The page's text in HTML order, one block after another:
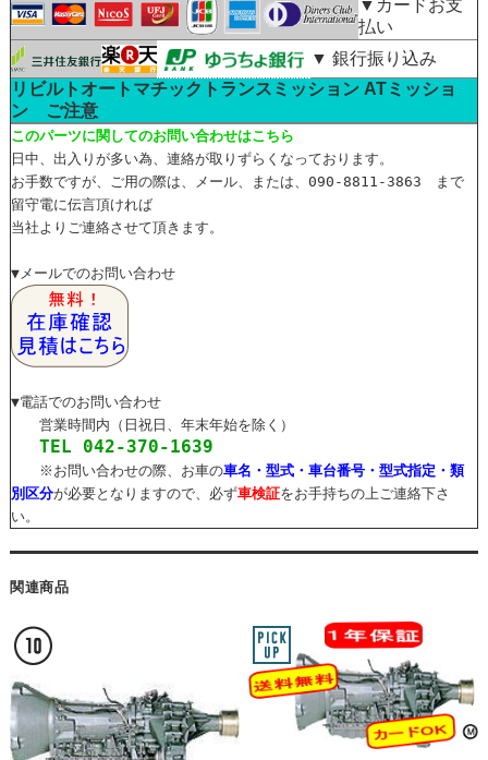
▼カードお支
払い
▼ 銀行振り込み
リビルトオートマチックトランスミッション ATミッショ
ン ご注意
このパーツに関してのお問い合わせはこちら
日中、出入りが多い為、連絡が取りずらくなっております。
お手数ですが、ご用の際は、メール、または、090-8811-3863 まで
留守電に伝言頂ければ
当社よりご連絡させて頂きます。
▼メールでのお問い合わせ
▼電話でのお問い合わせ
営業時間内（日祝日、年末年始を除く）
TEL 042-370-1639
※お問い合わせの際、お車の車名・型式・車台番号・型式指定・類
別区分が必要となりますので、必ず車検証をお手持ちの上ご連絡下さ
い。
関連商品